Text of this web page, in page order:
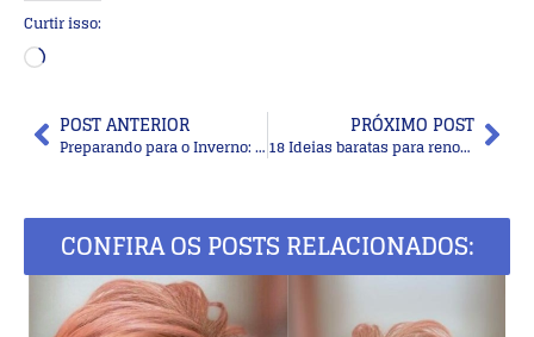
Curtir isso:
POST ANTERIOR
Preparando para o Inverno: Cachecol de crochê com receita
PRÓXIMO POST
18 Ideias baratas para renovar os móveis com desenhos
CONFIRA OS POSTS RELACIONADOS: